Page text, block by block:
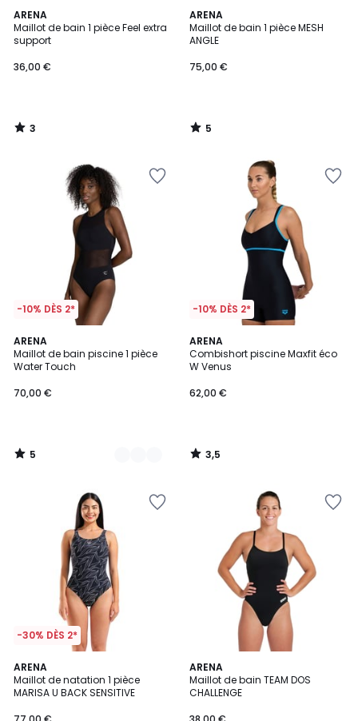
ARENA
Maillot de bain 1 pièce Feel extra
support
36,00 €
3
/
5
3
/
ARENA
Maillot de bain 1 pièce MESH
ANGLE
75,00 €
5
/
5
5
/
-10% DÈS 2*
ARENA
Maillot de bain piscine 1 pièce
Water Touch
70,00 €
5
/
5
2
Couleurs
5
/
-10% DÈS 2*
ARENA
Combishort piscine Maxfit éco
W Venus
62,00 €
3,5
/ 5
3,5
/
-30% DÈS 2*
ARENA
Maillot de natation 1 pièce
MARISA U BACK SENSITIVE
2
Couleurs
ARENA
Maillot de bain TEAM DOS
CHALLENGE
2
Couleurs